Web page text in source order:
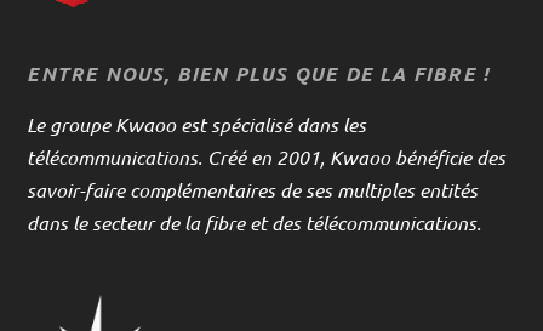
ENTRE NOUS, BIEN PLUS QUE DE LA FIBRE !
Le groupe Kwaoo est spécialisé dans les
télécommunications. Créé en 2001, Kwaoo bénéficie des
savoir-faire complémentaires de ses multiples entités
dans le secteur de la fibre et des télécommunications.